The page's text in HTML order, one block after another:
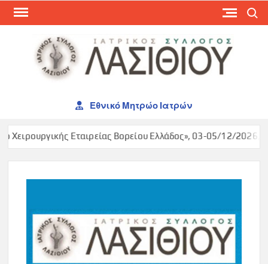
Skip
Εθνικό Μητρώο Ιατρών
Χειρουργικής Εταιρείας Βορείου Ελλάδος», 03-05/12/2026,